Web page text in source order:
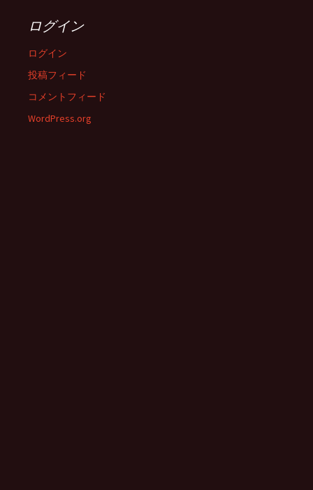
ログイン
ログイン
投稿フィード
コメントフィード
WordPress.org